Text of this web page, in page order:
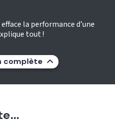
la performance d’une
tout !
complète